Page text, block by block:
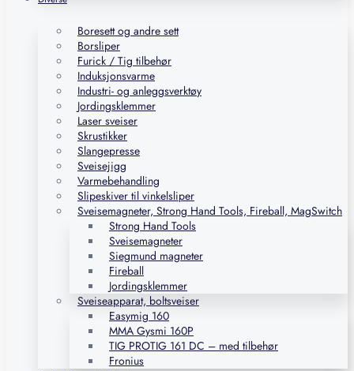
Boresett og andre sett
Borsliper
Furick / Tig tilbehør
Induksjonsvarme
Industri- og anleggsverktøy
Jordingsklemmer
Laser sveiser
Skrustikker
Slangepresse
Sveisejigg
Varmebehandling
Slipeskiver til vinkelsliper
Sveisemagneter, Strong Hand Tools, Fireball, MagSwitch
Strong Hand Tools
Sveisemagneter
Siegmund magneter
Fireball
Jordingsklemmer
Sveiseapparat, boltsveiser
Easymig 160
MMA Gysmi 160P
TIG PROTIG 161 DC – med tilbehør
Fronius